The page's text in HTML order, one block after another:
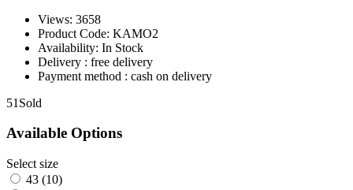
Views: 3658
Product Code: KAMO2
Availability: In Stock
Delivery : free delivery
Payment method : cash on delivery
51Sold
Available Options
Select size
43 (10)